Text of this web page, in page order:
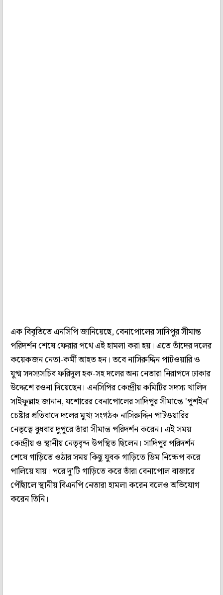
এক বিবৃতিতে এনসিপি জানিয়েছে, বেনাপোলের সাদিপুর সীমান্ত
পরিদর্শন শেষে ফেরার পথে এই হামলা করা হয়। এতে তাঁদের দলের
কয়েকজন নেতা-কর্মী আহত হন। তবে নাসিরুদ্দিন পাটওয়ারি ও
যুগ্ম সদস্যসচিব ফরিদুল হক-সহ দলের অন্য নেতারা নিরাপদে ঢাকার
উদ্দেশে রওনা দিয়েছেন। এনসিপির কেন্দ্রীয় কমিটির সদস্য খালিদ
সাইফুল্লাহ জানান, যশোরের বেনাপোলের সাদিপুর সীমান্তে 'পুশইন'
চেষ্টার প্রতিবাদে দলের মুখ্য সংগঠক নাসিরুদ্দিন পাটওয়ারির
নেতৃত্বে বুধবার দুপুরে তাঁরা সীমান্ত পরিদর্শন করেন। এই সময়
কেন্দ্রীয় ও স্থানীয় নেতৃবৃন্দ উপস্থিত ছিলেন। সাদিপুর পরিদর্শন
শেষে গাড়িতে ওঠার সময় কিছু যুবক গাড়িতে ডিম নিক্ষেপ করে
পালিয়ে যায়। পরে দু'টি গাড়িতে করে তাঁরা বেনাপোল বাজারে
পৌঁছালে স্থানীয় বিএনপি নেতারা হামলা করেন বলেও অভিযোগ
করেন তিনি।